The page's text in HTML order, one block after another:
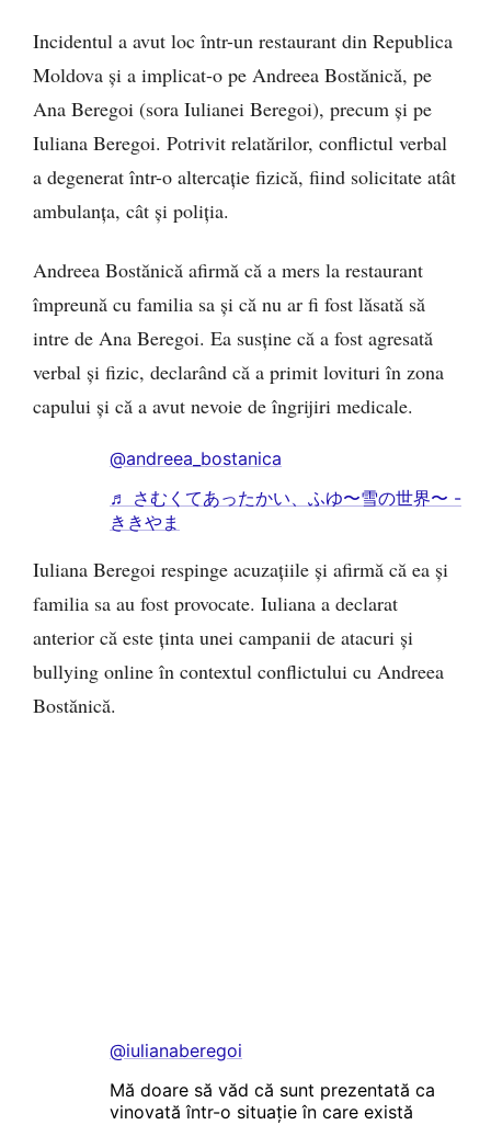
Incidentul a avut loc într-un restaurant din Republica
Moldova și a implicat-o pe Andreea Bostănică, pe
Ana Beregoi (sora Iulianei Beregoi), precum și pe
Iuliana Beregoi. Potrivit relatărilor, conflictul verbal
a degenerat într-o altercație fizică, fiind solicitate atât
ambulanța, cât și poliția.
Andreea Bostănică afirmă că a mers la restaurant
împreună cu familia sa și că nu ar fi fost lăsată să
intre de Ana Beregoi. Ea susține că a fost agresată
verbal și fizic, declarând că a primit lovituri în zona
capului și că a avut nevoie de îngrijiri medicale.
@andreea_bostanica
♬ さむくてあったかい、ふゆ〜雪の世界〜 -
ききやま
Iuliana Beregoi respinge acuzațiile și afirmă că ea și
familia sa au fost provocate. Iuliana a declarat
anterior că este ținta unei campanii de atacuri și
bullying online în contextul conflictului cu Andreea
Bostănică.
@iulianaberegoi
Mă doare să văd că sunt prezentată ca
vinovată într-o situație în care există